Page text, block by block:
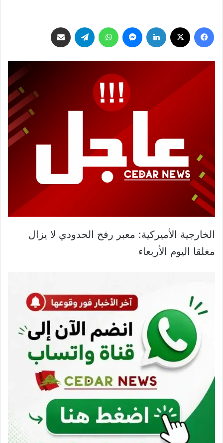
فيسبوك لينكدإن ماسنجر واتساب تيلقرام
الخارجية الأميركية: معبر رفح الحدودي لا يزال
مغلقا اليوم الأربعاء